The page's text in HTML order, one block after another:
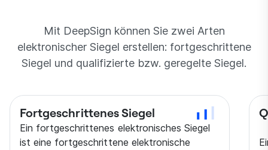
Mit DeepSign können Sie zwei Arten
elektronischer Siegel erstellen: fortgeschrittene
Siegel und qualifizierte bzw. geregelte Siegel.
Fortgeschrit­tenes Siegel
Ein fortgeschrittenes elektronisches Siegel
ist eine fortgeschrittene elektronische